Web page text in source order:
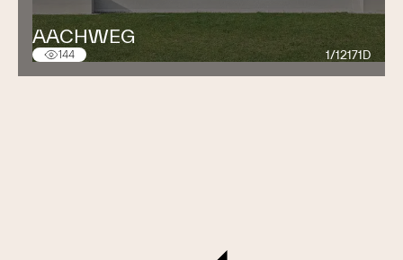
AACHWEG
144 1/12171D